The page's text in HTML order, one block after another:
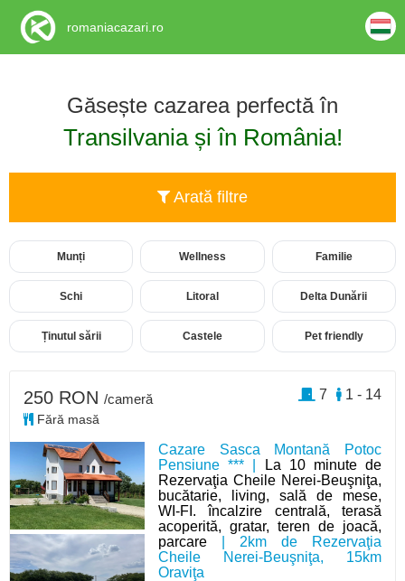
Găsește cazarea perfectă în
Transilvania și în România!
Arată filtre
Munți Wellness Familie
Schi Litoral Delta Dunării
Ținutul sării Castele Pet friendly
Cazare Sasca Montană Potoc
Pensiune *** |
La 10 minute de
Rezervaţia Cheile Nerei-Beuşniţa,
bucătarie, living, sală de mese,
WI-FI. încalzire centrală, terasă
acoperită, gratar, teren de joacă,
parcare | 2km de Rezervaţia
Cheile Nerei-Beuşniţa, 15km
Oraviţa
250 RON /cameră
Fără masă
1 - 14
7
romaniacazari.ro